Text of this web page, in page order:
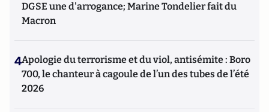
DGSE une d'arrogance; Marine Tondelier fait du
Macron
4Apologie du terrorisme et du viol, antisémite : Boro
700, le chanteur à cagoule de l’un des tubes de l’été
2026